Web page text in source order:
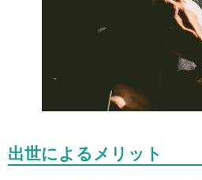
出世によるメリット